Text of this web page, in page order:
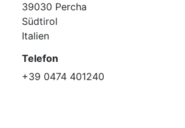
39030 Percha
Südtirol
Italien
Telefon
+39 0474 401240